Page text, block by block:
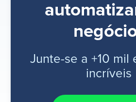
Junte-se a +10 mil
incríveis